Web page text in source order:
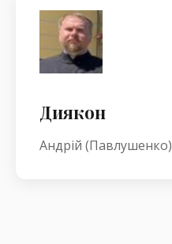
Диякон
Андрій (Павлушенко)